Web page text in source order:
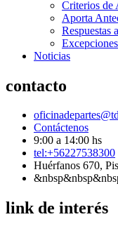
Criterios de
Aporta
Respuestas
Noticias
contacto
Contáctenos
9:00 a 14:00 hs
tel:+56227538300
Huérfanos 670,
link de interés